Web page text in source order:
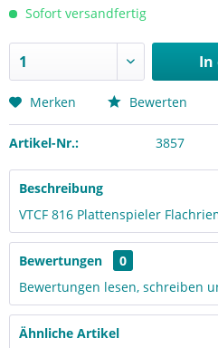
Sofort versandfertig
In
Merken Bewerten
Artikel-Nr.: 3857
Beschreibung
VTCF 816 Plattenspieler
Bewertungen
0
Bewertungen lesen, schreiben
Ähnliche Artikel